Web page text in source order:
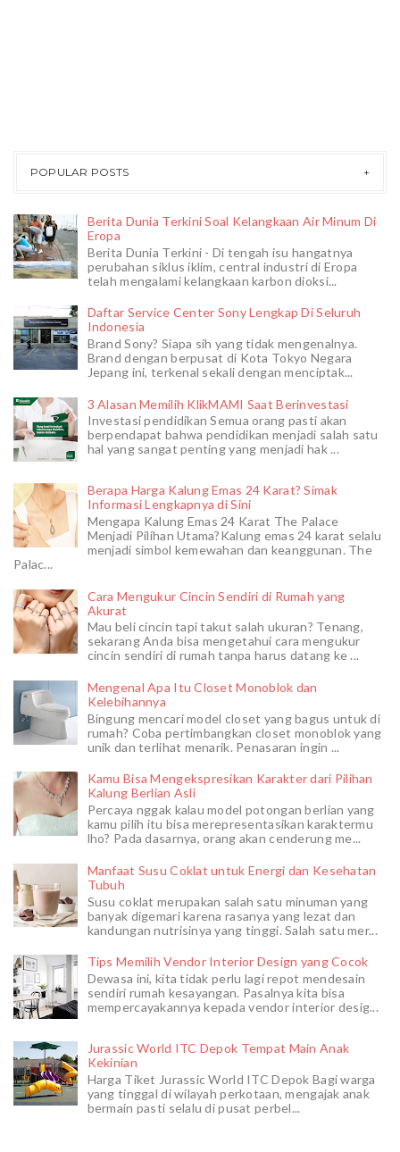
POPULAR POSTS
Berita Dunia Terkini Soal Kelangkaan Air Minum Di
Eropa
Berita Dunia Terkini - Di tengah isu hangatnya
perubahan siklus iklim, central industri di Eropa
telah mengalami kelangkaan karbon dioksi...
Daftar Service Center Sony Lengkap Di Seluruh
Indonesia
Brand Sony? Siapa sih yang tidak mengenalnya.
Brand dengan berpusat di Kota Tokyo Negara
Jepang ini, terkenal sekali dengan menciptak...
3 Alasan Memilih KlikMAMI Saat Berinvestasi
Investasi pendidikan Semua orang pasti akan
berpendapat bahwa pendidikan menjadi salah satu
hal yang sangat penting yang menjadi hak ...
Berapa Harga Kalung Emas 24 Karat? Simak
Informasi Lengkapnya di Sini
Mengapa Kalung Emas 24 Karat The Palace
Menjadi Pilihan Utama?Kalung emas 24 karat selalu
menjadi simbol kemewahan dan keanggunan. The
Palac...
Cara Mengukur Cincin Sendiri di Rumah yang
Akurat
Mau beli cincin tapi takut salah ukuran? Tenang,
sekarang Anda bisa mengetahui cara mengukur
cincin sendiri di rumah tanpa harus datang ke ...
Mengenal Apa Itu Closet Monoblok dan
Kelebihannya
Bingung mencari model closet yang bagus untuk di
rumah? Coba pertimbangkan closet monoblok yang
unik dan terlihat menarik. Penasaran ingin ...
Kamu Bisa Mengekspresikan Karakter dari Pilihan
Kalung Berlian Asli
Percaya nggak kalau model potongan berlian yang
kamu pilih itu bisa merepresentasikan karaktermu
lho? Pada dasarnya, orang akan cenderung me...
Manfaat Susu Coklat untuk Energi dan Kesehatan
Tubuh
Susu coklat merupakan salah satu minuman yang
banyak digemari karena rasanya yang lezat dan
kandungan nutrisinya yang tinggi. Salah satu mer...
Tips Memilih Vendor Interior Design yang Cocok
Dewasa ini, kita tidak perlu lagi repot mendesain
sendiri rumah kesayangan. Pasalnya kita bisa
mempercayakannya kepada vendor interior desig...
Jurassic World ITC Depok Tempat Main Anak
Kekinian
Harga Tiket Jurassic World ITC Depok Bagi warga
yang tinggal di wilayah perkotaan, mengajak anak
bermain pasti selalu di pusat perbel...